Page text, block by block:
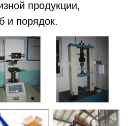
продукции,
и порядок.